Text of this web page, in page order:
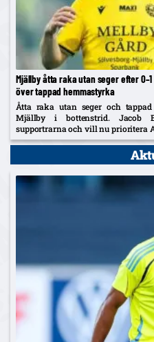
Mjällby åtta raka utan seger efter
över tappad hemmastyrka
Åtta raka utan seger och
Mjällby i bottenstrid. Jacob
supportrarna och vill nu prioritera